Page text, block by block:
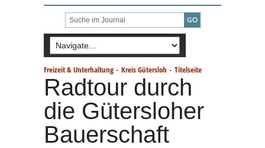
Freizeit & Unterhaltung - Kreis Gütersloh - Titelseite
Radtour durch
die Gütersloher
Bauerschaft